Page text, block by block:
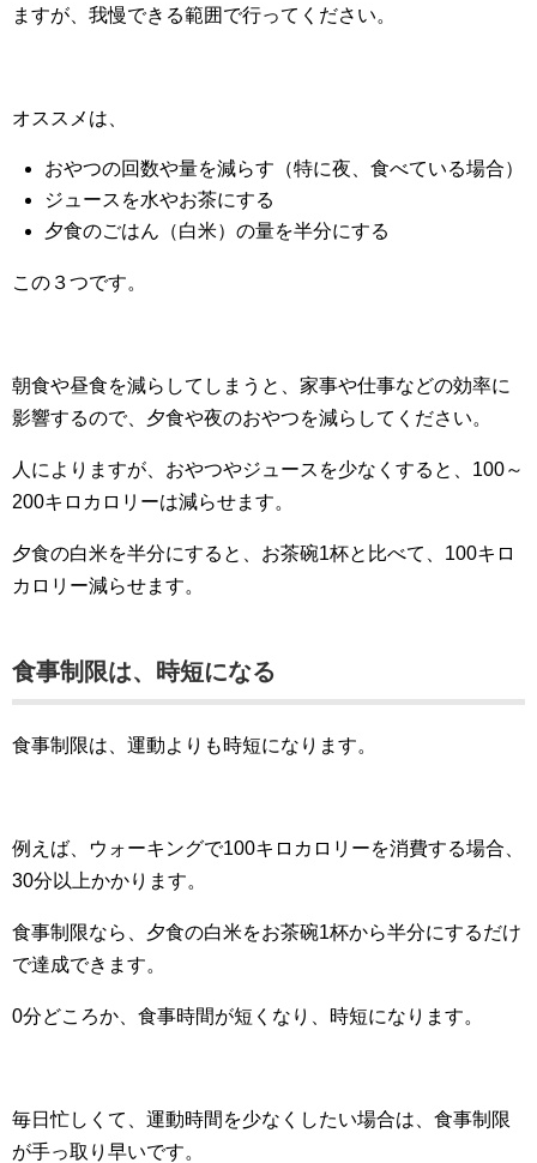
ますが、我慢できる範囲で行ってください。
オススメは、
おやつの回数や量を減らす（特に夜、食べている場合）
ジュースを水やお茶にする
夕食のごはん（白米）の量を半分にする
この３つです。
朝食や昼食を減らしてしまうと、家事や仕事などの効率に
影響するので、夕食や夜のおやつを減らしてください。
人によりますが、おやつやジュースを少なくすると、100～
200キロカロリーは減らせます。
夕食の白米を半分にすると、お茶碗1杯と比べて、100キロ
カロリー減らせます。
食事制限は、時短になる
食事制限は、運動よりも時短になります。
例えば、ウォーキングで100キロカロリーを消費する場合、
30分以上かかります。
食事制限なら、夕食の白米をお茶碗1杯から半分にするだけ
で達成できます。
0分どころか、食事時間が短くなり、時短になります。
毎日忙しくて、運動時間を少なくしたい場合は、食事制限
が手っ取り早いです。